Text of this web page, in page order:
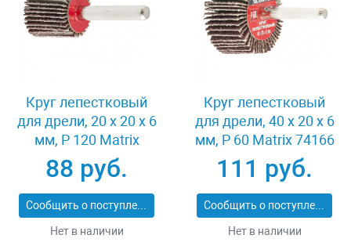
Круг лепестковый
для дрели, 20 х 20 х 6
мм, P 120 Matrix
74104
88 руб.
Сообщить о поступлении
Нет в наличии
Круг лепестковый
для дрели, 40 х 20 х 6
мм, P 60 Matrix 74166
111 руб.
Сообщить о поступлении
Нет в наличии